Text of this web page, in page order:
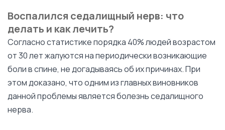
Воспалился седалищный нерв: что
делать и как лечить?
Согласно статистике порядка 40% людей возрастом
от 30 лет жалуются на периодически возникающие
боли в спине, не догадываясь об их причинах. При
этом доказано, что одним из главных виновников
данной проблемы является болезнь седалищного
нерва.